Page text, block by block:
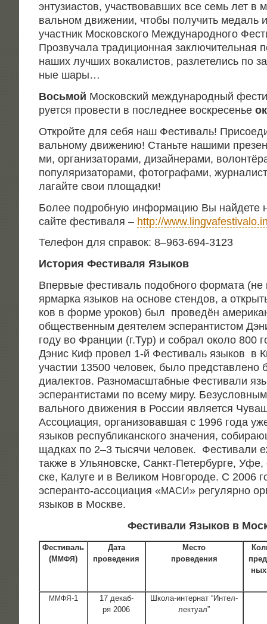
энту­зи­а­стов, участ­во­вав­ших все семь лет в
валь­ном дви­же­нии, что­бы полу­чить медаль
участ­ник Мос­ков­ско­го Меж­ду­на­род­но­го
Про­зву­ча­ла тра­ди­ци­он­ная заклю­чи­тель­ная
наших луч­ших вока­ли­стов, раз­ле­те­лись по
ные шары…
Вось­мой Мос­ков­ский меж­ду­на­род­ный
ру­ет­ся про­ве­сти в послед­нее вос­кре­се­нье
Открой­те для себя наш Фести­валь!
валь­но­му дви­же­нию! Стань­те наши­ми
ми, орга­ни­за­то­ра­ми, дизай­не­ра­ми,
попу­ля­ри­за­то­ра­ми, фото­гра­фа­ми,
ла­гай­те свои площадки!
Более подроб­ную инфор­ма­цию Вы най­де­те
сай­те фести­ва­ля – http://
Теле­фон для спра­вок: 8–963-694‑3123
Исто­рия Фести­ва­ля Языков
Впер­вые фести­валь подоб­но­го фор­ма­та (не
ярмар­ка язы­ков на осно­ве стен­дов, а
ков в фор­ме уро­ков) был про­ве­дён
обще­ствен­ным дея­те­лем эспе­ран­ти­стом
году во Фран­ции (г.Тур) и собрал око­ло 800
Дэнис Киф про­вел 1‑й Фести­валь язы­ков в
уча­стии 13500 чело­век, было пред­став­ле­но
диа­лек­тов. Раз­но­мас­штаб­ные Фести­ва­ли
эспе­ран­ти­ста­ми по все­му миру.
валь­но­го дви­же­ния в Рос­сии явля­ет­ся
Ассо­ци­а­ция, орга­ни­зо­вав­шая с 1996 года
язы­ков рес­пуб­ли­кан­ско­го зна­че­ния,
щад­ках по 2–3 тыся­чи чело­век. Фести­ва­ли
так­же в Улья­нов­ске, Санкт-Петер­бур­ге,
ске, Калу­ге и в Вели­ком Нов­го­ро­де. С 2006
эспе­ран­то-ассо­ци­а­ция «МАСИ » регу­ляр­но
язы­ков в Москве.
Фести­ва­ли Язы­ков в
Фести­валь
(ММФЯ)
Дата
проведения
Место
проведения
ММФЯ‑1
17 декаб­
ря 2006
Шко­ла-интер­нат “Интел­
лек­ту­ал”